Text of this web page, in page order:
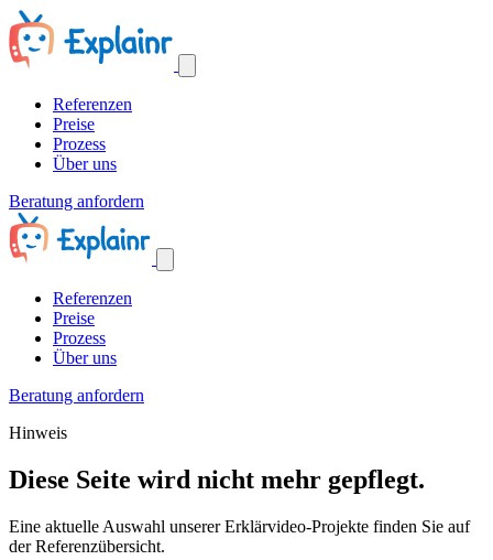
Referenzen
Preise
Prozess
Über uns
Beratung anfordern
Referenzen
Preise
Prozess
Über uns
Beratung anfordern
Hinweis
Diese Seite wird nicht mehr gepflegt.
Eine aktuelle Auswahl unserer Erklärvideo-Projekte finden Sie auf
der Referenzübersicht.